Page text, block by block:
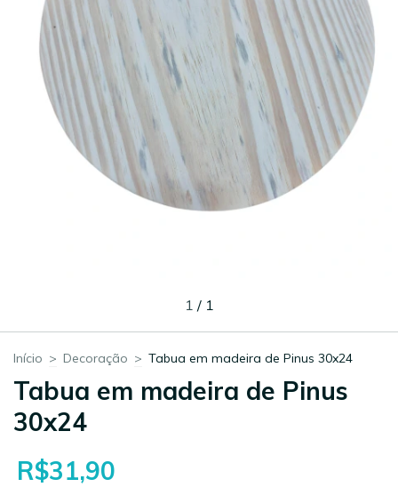
1 / 1
Início > Decoração > Tabua em madeira de Pinus 30x24
Tabua em madeira de Pinus
30x24
R$31,90